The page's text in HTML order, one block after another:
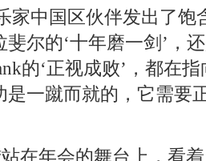
家中国区伙伴发出了饱
尔的‘十年磨一剑’，
的‘正视成败’，都在
是一蹴而就的，它需要
在年会的舞台上，看